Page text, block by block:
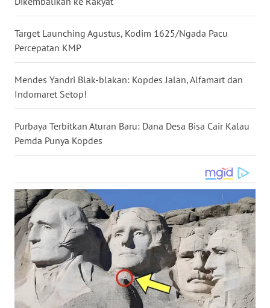
Target Launching Agustus, Kodim 1625/Ngada Pacu
Percepatan KMP
Mendes Yandri Blak-blakan: Kopdes Jalan, Alfamart dan
Indomaret Setop!
Purbaya Terbitkan Aturan Baru: Dana Desa Bisa Cair Kalau
Pemda Punya Kopdes
WN
NUSANTARA
WN
WN
KALBAR
WN
KALTENG
WN
KALTARA